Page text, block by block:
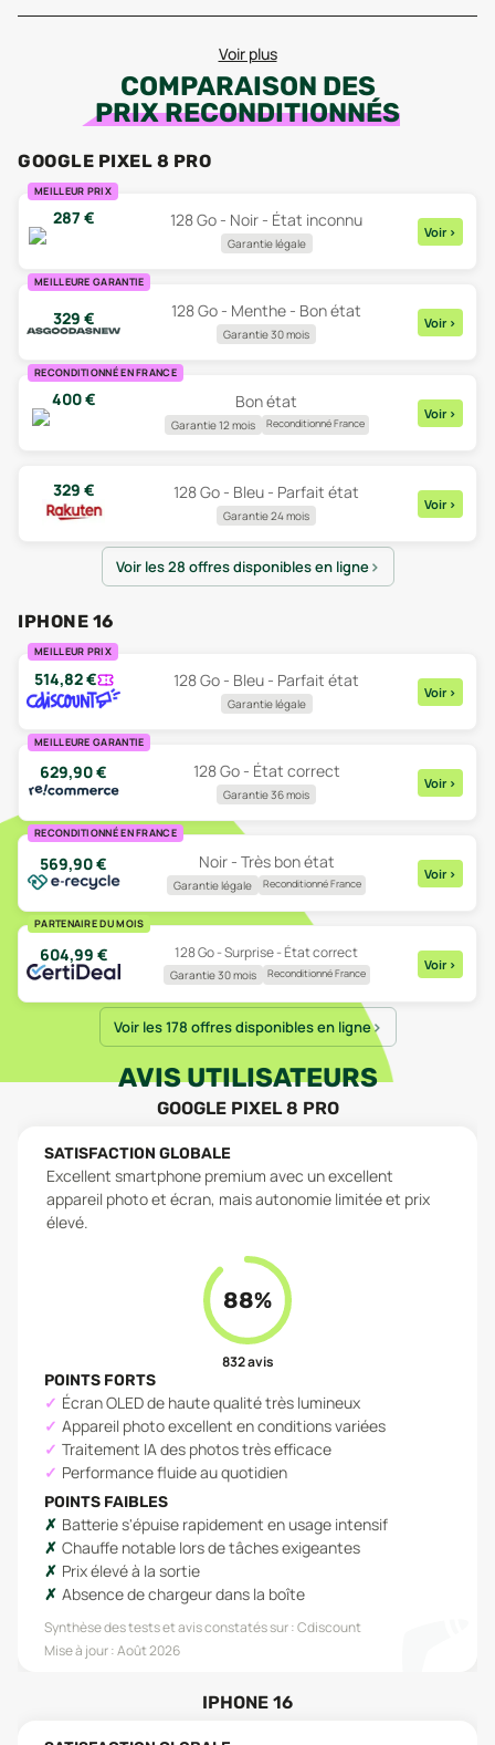
Voir plus
COMPARAISON DES
PRIX RECONDITIONNÉS
GOOGLE PIXEL 8 PRO
MEILLEUR PRIX
287 € 128 Go - Noir - État inconnu
Garantie légale
Voir >
MEILLEURE GARANTIE
329 € 128 Go - Menthe - Bon état
Garantie 30 mois
Voir >
RECONDITIONNÉ EN FRANCE
400€ Bon état
Garantie 12 mois Reconditionné France
Voir >
329 € 128 Go - Bleu - Parfait état
Garantie 24 mois
Voir >
Voir les 28 offres disponibles en ligne
IPHONE 16
MEILLEUR PRIX
514,82€ 128 Go - Bleu - Parfait état
Garantie légale
Voir >
MEILLEURE GARANTIE
629,90€ 128 Go - État correct
Garantie 36 mois
Voir >
RECONDITIONNÉ EN FRANCE
569,90€ Noir - Très bon état
Garantie légale Reconditionné France
Voir >
PARTENAIRE DU MOIS
604,99 € 128 Go - Surprise - État correct
Garantie 30 mois Reconditionné France
Voir >
Voir les 178 offres disponibles en ligne
AVIS UTILISATEURS
GOOGLE PIXEL 8 PRO
SATISFACTION GLOBALE
Excellent smartphone premium avec un excellent
appareil photo et écran, mais autonomie limitée et prix
élevé.
88%
832avis
POINTS FORTS
Écran OLED de haute qualité très lumineux
Appareil photo excellent en conditions variées
Traitement IA des photos très efficace
Performance fluide au quotidien
POINTS FAIBLES
Batterie s'épuise rapidement en usage intensif
Chauffe notable lors de tâches exigeantes
Prix élevé à la sortie
Absence de chargeur dans la boîte
Synthèse des tests et avis constatés sur :Cdiscount
Mise à jour :Août 2026
IPHONE 16